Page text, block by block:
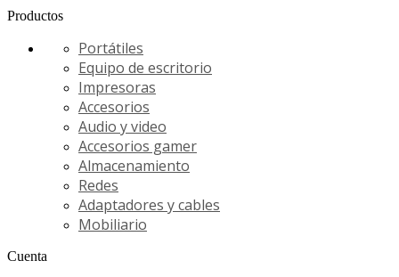
Productos
Portátiles
Equipo de escritorio
Impresoras
Accesorios
Audio y video
Accesorios gamer
Almacenamiento
Redes
Adaptadores y cables
Mobiliario
Cuenta